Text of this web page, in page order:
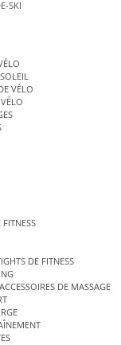
SKI
VÉLO
DE FITNESS
DE MASSAGE